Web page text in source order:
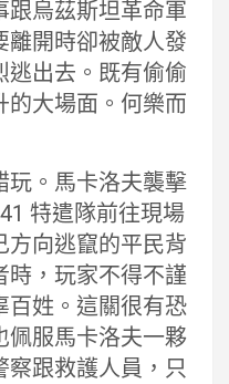
跟烏茲斯坦革命軍
離開時卻被敵人發
逃出去。既有偷偷
的大場面。何樂而
玩。馬卡洛夫襲擊
特遣隊前往現場
方向逃竄的平民背
時，玩家不得不謹
百姓。這關很有恐
佩服馬卡洛夫一夥
察跟救護人員，只